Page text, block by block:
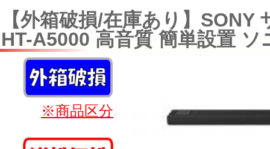
【外箱破損/在庫あり】SONY
HT-A5000 高音質 簡単設置 ソ
※商品区分